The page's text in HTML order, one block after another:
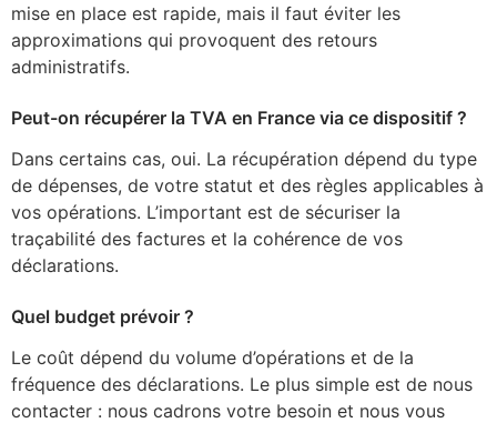
mise en place est rapide, mais il faut éviter les
approximations qui provoquent des retours
administratifs.
Peut-on récupérer la TVA en France via ce dispositif ?
Dans certains cas, oui. La récupération dépend du type
de dépenses, de votre statut et des règles applicables à
vos opérations. L’important est de sécuriser la
traçabilité des factures et la cohérence de vos
déclarations.
Quel budget prévoir ?
Le coût dépend du volume d’opérations et de la
fréquence des déclarations. Le plus simple est de nous
contacter : nous cadrons votre besoin et nous vous